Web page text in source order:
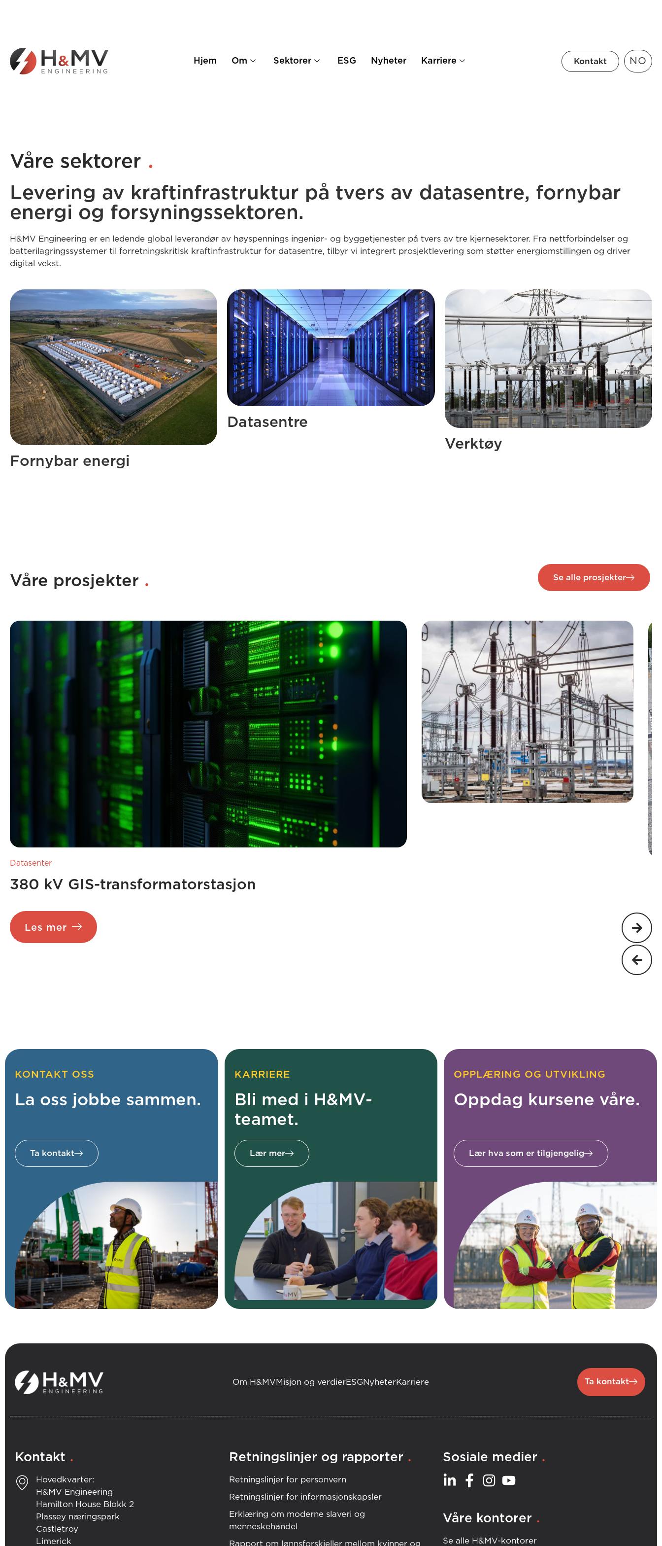
Hjem Om Sektorer ESG Nyheter Karriere Kontakt NO
Våre sektorer .
Levering av kraftinfrastruktur på tvers av datasentre, fornybar
energi og forsyningssektoren.
H&MV Engineering er en ledende global leverandør av høyspennings ingeniør- og byggetjenester på tvers av tre kjernesektorer. Fra nettforbindelser og
batterilagringssystemer til forretningskritisk kraftinfrastruktur for datasentre, tilbyr vi integrert prosjektlevering som støtter energiomstillingen og driver
digital vekst.
Fornybar energi
Datasentre
Verktøy
Våre prosjekter . Se alle prosjekter
Datasenter
380 kV GIS-transformatorstasjon
Les mer
KONTAKT OSS
La oss jobbe sammen.
Ta kontakt
KARRIERE
Bli med i H&MV-
teamet.
Lær mer
OPPLÆRING OG UTVIKLING
Oppdag kursene våre.
Lær hva som er tilgjengelig
Om H&MV Misjon og verdierESG NyheterKarriere Ta kontakt
Kontakt .
Hovedkvarter:
H&MV Engineering
Hamilton House Blokk 2
Plassey næringspark
Castletroy
Limerick
Retningslinjer og rapporter .
Retningslinjer for personvern
Retningslinjer for informasjonskapsler
Erklæring om moderne slaveri og
menneskehandel
Rapport om lønnsforskjeller mellom kvinner og
Sosiale medier .
Våre kontorer .
Se alle H&MV-kontorer